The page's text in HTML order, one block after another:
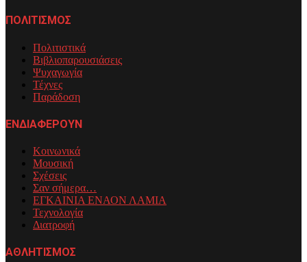
ΠΟΛΙΤΙΣΜΟΣ
Πολιτιστικά
Βιβλιοπαρουσιάσεις
Ψυχαγωγία
Τέχνες
Παράδοση
ΕΝΔΙΑΦΕΡΟΥΝ
Κοινωνικά
Μουσική
Σχέσεις
Σαν σήμερα…
ΕΓΚΑΙΝΙΑ ΕΝΑΟΝ ΛΑΜΙΑ
Τεχνολογία
Διατροφή
ΑΘΛΗΤΙΣΜΟΣ